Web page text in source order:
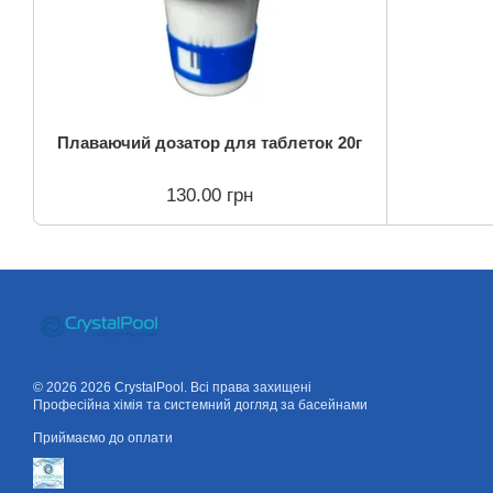
Плаваючий дозатор для таблеток 20г
130.00 грн
© 2026 2026 CrystalPool. Всі права захищені
Професійна хімія та системний догляд за басейнами
Приймаємо до оплати